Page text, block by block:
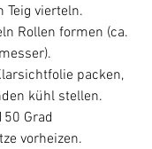
Teig vierteln.
Rollen formen (ca.
packen,
kühl stellen.
Grad
vorheizen.